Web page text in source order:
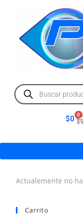
$0 0
Actualemente no
Carrito